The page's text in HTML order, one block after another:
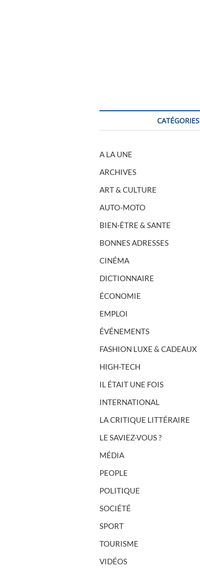
CATÉGORIES
A LA UNE
ARCHIVES
ART & CULTURE
AUTO-MOTO
BIEN-ÊTRE & SANTE
BONNES ADRESSES
CINÉMA
DICTIONNAIRE
ÉCONOMIE
EMPLOI
ÉVÉNEMENTS
FASHION LUXE & CADEAUX
HIGH-TECH
IL ÉTAIT UNE FOIS
INTERNATIONAL
LA CRITIQUE LITTÉRAIRE
LE SAVIEZ-VOUS ?
MÉDIA
PEOPLE
POLITIQUE
SOCIÉTÉ
SPORT
TOURISME
VIDÉOS